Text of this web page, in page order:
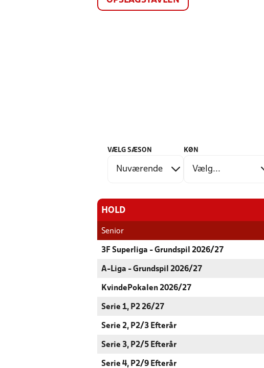
VÆLG SÆSON KØN
HOLD
Senior
3F Superliga - Grundspil 2026/27
A-Liga - Grundspil 2026/27
KvindePokalen 2026/27
Serie 1, P2 26/27
Serie 2, P2/3 Efterår
Serie 3, P2/5 Efterår
Serie 4, P2/9 Efterår